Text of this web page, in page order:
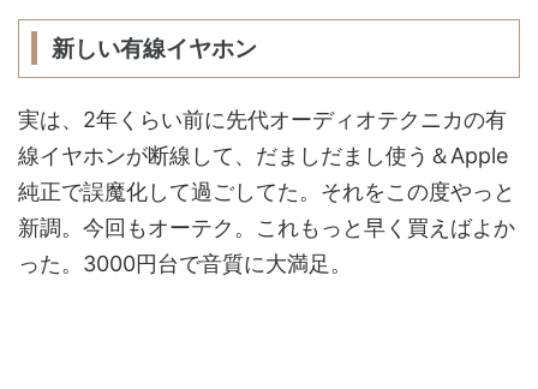
新しい有線イヤホン
実は、2年くらい前に先代オーディオテクニカの有
線イヤホンが断線して、だましだまし使う＆Apple
純正で誤魔化して過ごしてた。それをこの度やっと
新調。今回もオーテク。これもっと早く買えばよか
った。3000円台で音質に大満足。